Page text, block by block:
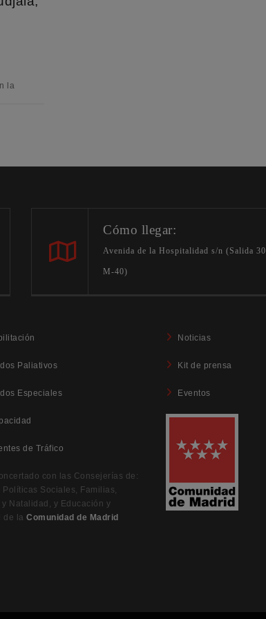
la
Cómo llegar:
Avenida de la Hospitalidad s/n (Salida 30
M-40)
Paliativos
Especiales
de Tráfico
con las Consejerías de:
Políticas Sociales, Familias,
y Natalidad, y Educación y
de la Comunidad de Madrid
Noticias
Kit de prensa
Eventos